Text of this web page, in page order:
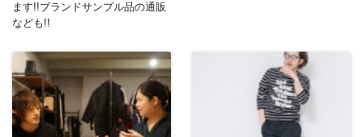
ます!!ブランドサンプル品の通販
なども!!